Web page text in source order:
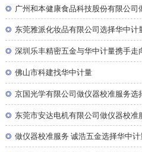
◎ 广州和本健康食品科技股份有限公司
◎ 东莞雅派化妆品有限公司选择华中计
◎ 深圳乐丰精密五金与华中计量携手走
◎ 佛山市科建找华中计量
◎ 京国光学有限公司做仪器校准服务选
◎ 东莞市安达电机有限公司做仪器校准
◎ 做仪器校准服务 诚浩五金选择华中计